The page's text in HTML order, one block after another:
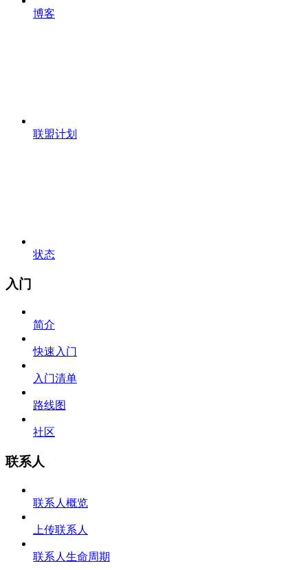
博客
联盟计划
状态
入门
简介
快速入门
入门清单
路线图
社区
联系人
联系人概览
上传联系人
联系人生命周期